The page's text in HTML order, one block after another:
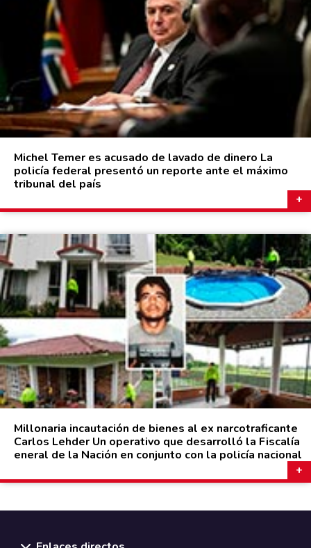
Michel Temer es acusado de lavado de dinero La
policía federal presentó un reporte ante el máximo
tribunal del país
Millonaria incautación de bienes al ex narcotraficante
Carlos Lehder Un operativo que desarrolló la Fiscalía
eneral de la Nación en conjunto con la policía nacional